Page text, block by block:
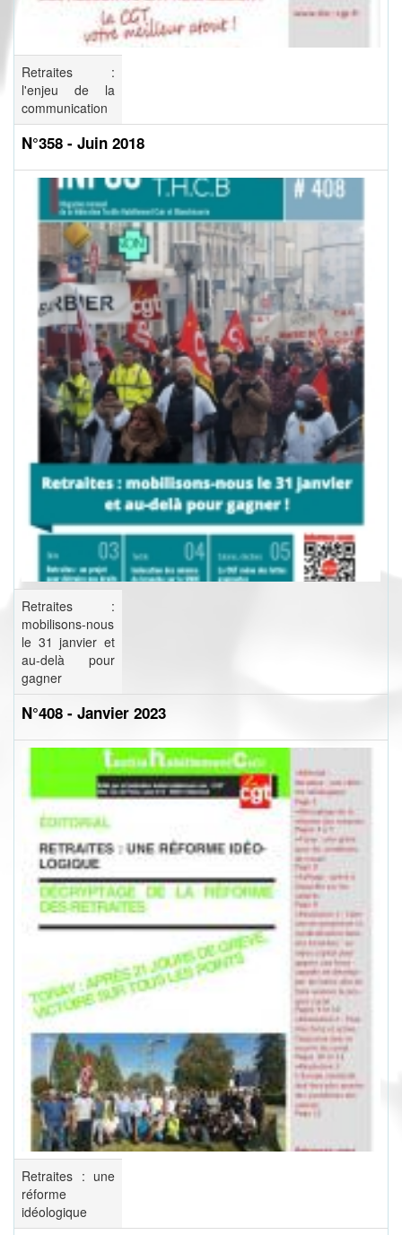
Retraites :
l'enjeu de la
communication
N°358 - Juin 2018
Retraites :
mobilisons-nous
le 31 janvier et
au-delà pour
gagner
N°408 - Janvier 2023
Retraites : une
réforme
idéologique